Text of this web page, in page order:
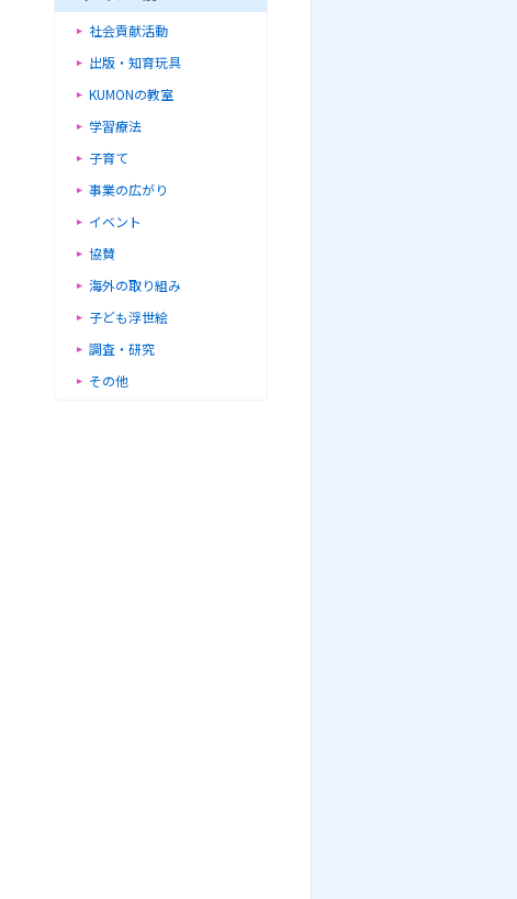
社会貢献活動
出版・知育玩具
KUMONの教室
学習療法
子育て
事業の広がり
イベント
協賛
海外の取り組み
子ども浮世絵
調査・研究
その他